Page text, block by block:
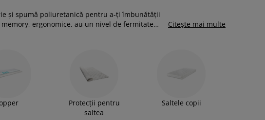
și spumă poliuretanică pentru a-ți îmbunătății
ergonomice, au un nivel de fermitate
superioară sau o protecție pentru saltea.
Citește mai multe
Protecții pentru
saltea
Saltele copii